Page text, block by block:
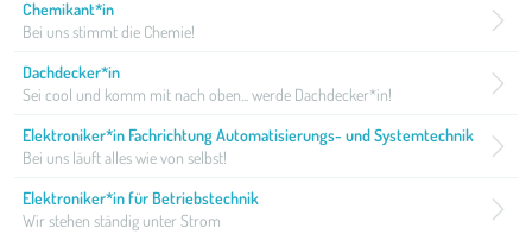
Chemikant*in
Bei uns stimmt die Chemie!
Dachdecker*in
Sei cool und komm mit nach oben... werde Dachdecker*in!
Elektroniker*in Fachrichtung Automatisierungs- und Systemtechnik
Bei uns läuft alles wie von selbst!
Elektroniker*in für Betriebstechnik
Wir stehen ständig unter Strom